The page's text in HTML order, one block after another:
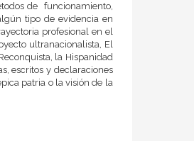
de funcionamiento,
tipo de evidencia en
profesional en el
ultranacionalista, El
la Hispanidad
escritos y declaraciones
patria o la visión de la